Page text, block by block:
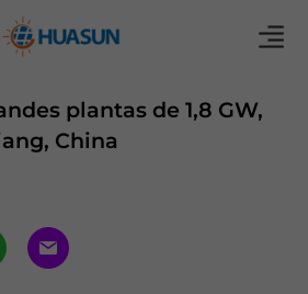
plantas de 1,8 GW,
China